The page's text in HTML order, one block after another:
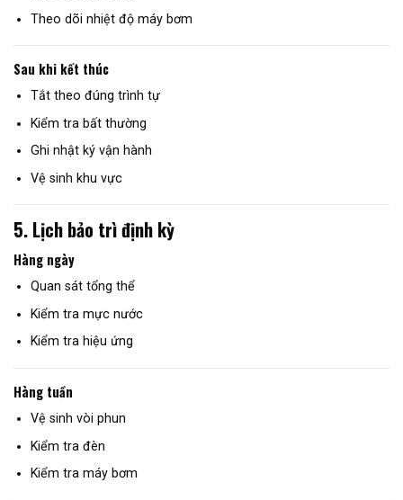
Theo dõi nhiệt độ máy bơm
Sau khi kết thúc
Tắt theo đúng trình tự
Kiểm tra bất thường
Ghi nhật ký vận hành
Vệ sinh khu vực
5. Lịch bảo trì định kỳ
Hàng ngày
Quan sát tổng thể
Kiểm tra mực nước
Kiểm tra hiệu ứng
Hàng tuần
Vệ sinh vòi phun
Kiểm tra đèn
Kiểm tra máy bơm